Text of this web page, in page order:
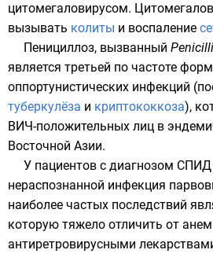
цитомегаловирусом.
вызывать колиты и воспаление
Пенициллоз, вызванный
является третьей по частоте
оппортунистических инфекций
туберкулёза и криптококкоза),
ВИЧ-положительных лиц в
Восточной Азии.
У пациентов с диагнозом
нераспознанной инфекция
наиболее частых последствий
которую тяжело отличить от
антиретровирусными